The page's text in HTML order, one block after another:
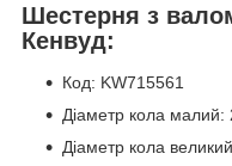
Шестерня з
Кенвуд:
Код: KW715561
Діаметр кола
Діаметр кола